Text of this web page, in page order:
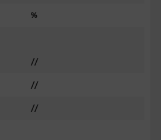
%
//
//
//